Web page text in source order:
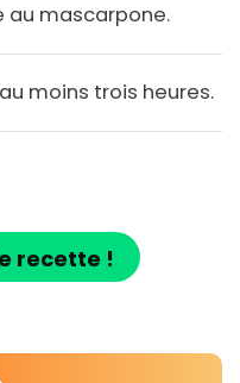
au mascarpone.
moins trois heures.
recette !